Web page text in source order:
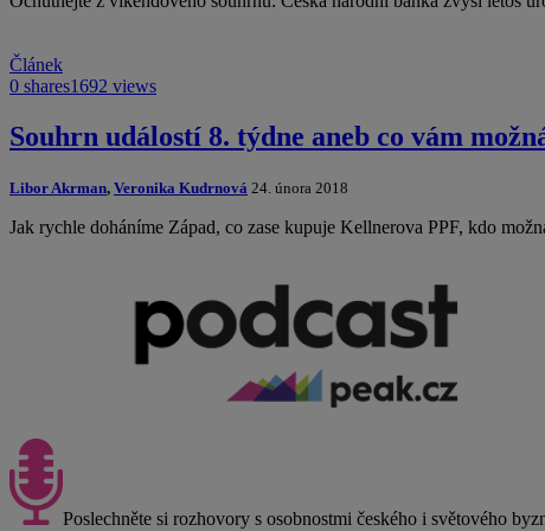
Článek
0 shares1692 views
Souhrn událostí 8. týdne aneb co vám
Libor Akrman, Veronika Kudrnová 24. února 2018
Jak rychle doháníme Západ, co zase kupuje Kellnerova PPF, kdo
Poslechněte si rozhovory s osobnostmi českého i světového